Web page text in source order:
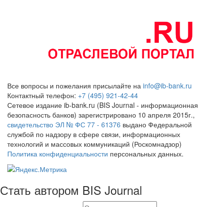
Все вопросы и пожелания присылайте на info@ib-bank.ru
Контактный телефон: +7 (495) 921-42-44
Сетевое издание ib-bank.ru (BIS Journal - информационная
безопасность банков) зарегистрировано 10 апреля 2015г.,
свидетельство ЭЛ № ФС 77 - 61376 выдано Федеральной
службой по надзору в сфере связи, информационных
технологий и массовых коммуникаций (Роскомнадзор)
Политика конфиденциальности персональных данных.
Стать автором BIS Journal